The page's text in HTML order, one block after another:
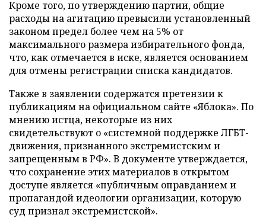
Кроме того, по утверждению партии, общие
расходы на агитацию превысили установленный
законом предел более чем на 5% от
максимального размера избирательного фонда,
что, как отмечается в иске, является основанием
для отмены регистрации списка кандидатов.
Также в заявлении содержатся претензии к
публикациям на официальном сайте «Яблока». По
мнению истца, некоторые из них
свидетельствуют о «системной поддержке ЛГБТ-
движения, признанного экстремистским и
запрещенным в РФ». В документе утверждается,
что сохранение этих материалов в открытом
доступе является «публичным оправданием и
пропагандой идеологии организации, которую
суд признал экстремистской».